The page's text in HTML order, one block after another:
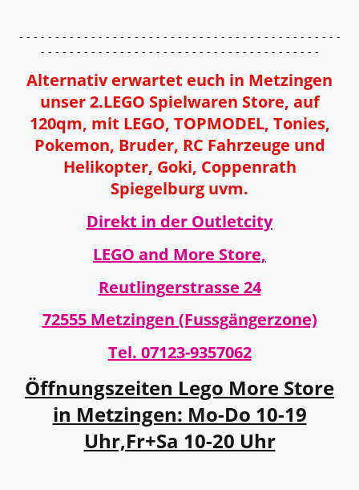
- - - - - - - - - - - - - - - - - - - - - - - - - - - - - - - - - - - - - - - - - - - - -
- - - - - - - - - - - - - - - - - - - - - - - - - - - - - - - - - - - - - - -
Alternativ erwartet euch in Metzingen
unser 2.LEGO Spielwaren Store, auf
120qm, mit LEGO, TOPMODEL, Tonies,
Pokemon, Bruder, RC Fahrzeuge und
Helikopter, Goki, Coppenrath
Spiegelburg uvm.
Direkt in der Outletcity
LEGO and More Store,
Reutlingerstrasse 24
72555 Metzingen (Fussgängerzone)
Tel. 07123-9357062
Öffnungszeiten Lego More Store
in Metzingen: Mo-Do 10-19
Uhr,Fr+Sa 10-20 Uhr